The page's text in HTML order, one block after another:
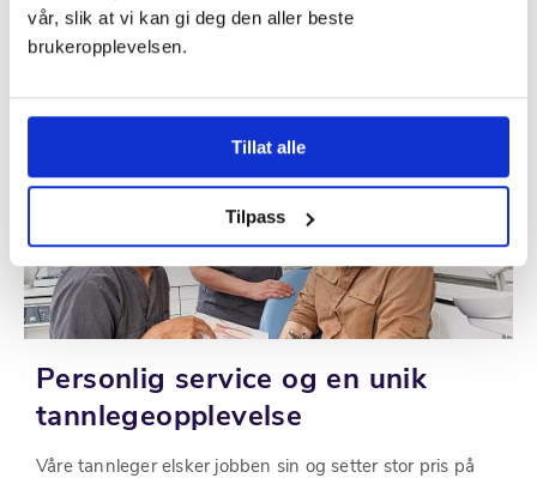
vår, slik at vi kan gi deg den aller beste
brukeropplevelsen.
Tillat alle
Tilpass
Personlig service og en unik
tannlegeopplevelse
Våre tannleger elsker jobben sin og setter stor pris på